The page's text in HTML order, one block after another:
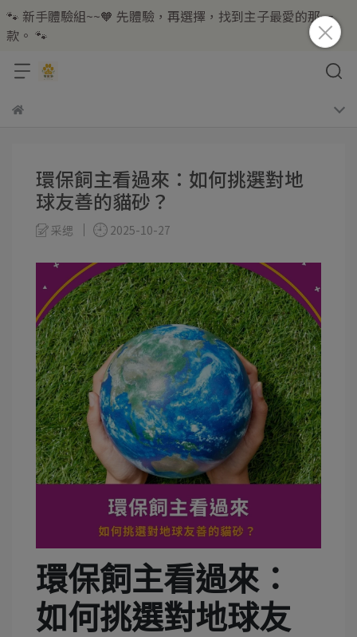
🐾 新手體驗組~~🧡 先體驗，再選擇，找到主子最愛的那一
款。 🐾
環保飼主看過來：如何挑選對地
球友善的貓砂？
采缌 2025-10-27
環保飼主看過來：
如何挑選對地球友